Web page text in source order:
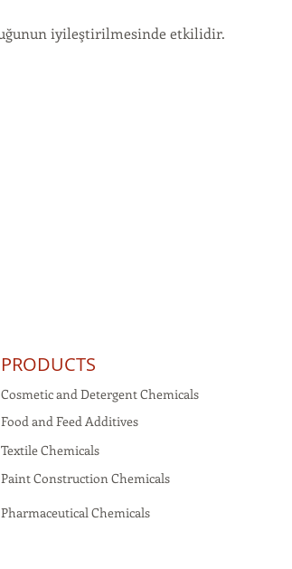
iyileştirilmesinde etkilidir.
PRODUCTS
Cosmetic and Detergent Chemicals
Food and Feed Additives
Textile Chemicals
Paint Construction Chemicals
Pharmaceutical Chemicals